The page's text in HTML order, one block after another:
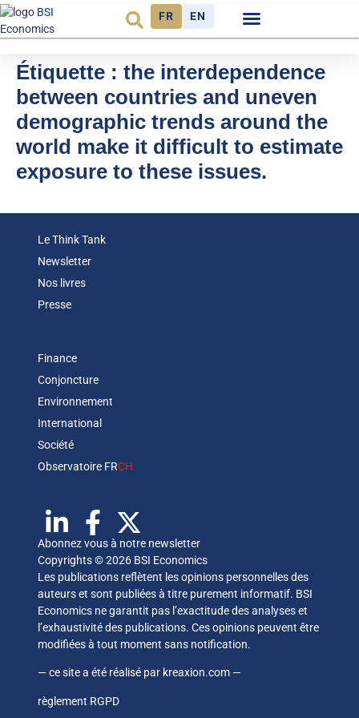
FR EN
Étiquette : the interdependence
between countries and uneven
demographic trends around the
world make it difficult to estimate
exposure to these issues.
Le Think Tank
Newsletter
Nos livres
Presse
Finance
Conjoncture
Environnement
International
Société
Observatoire FRCH
Abonnez vous à notre newsletter
Copyrights © 2026 BSI Economics
Les publications reflètent les opinions personnelles des
auteurs et sont publiées à titre purement informatif. BSI
Economics ne garantit pas l’exactitude des analyses et
l’exhaustivité des publications. Ces opinions peuvent être
modifiées à tout moment sans notification.
— ce site a été réalisé par kreaxion.com —
règlement RGPD